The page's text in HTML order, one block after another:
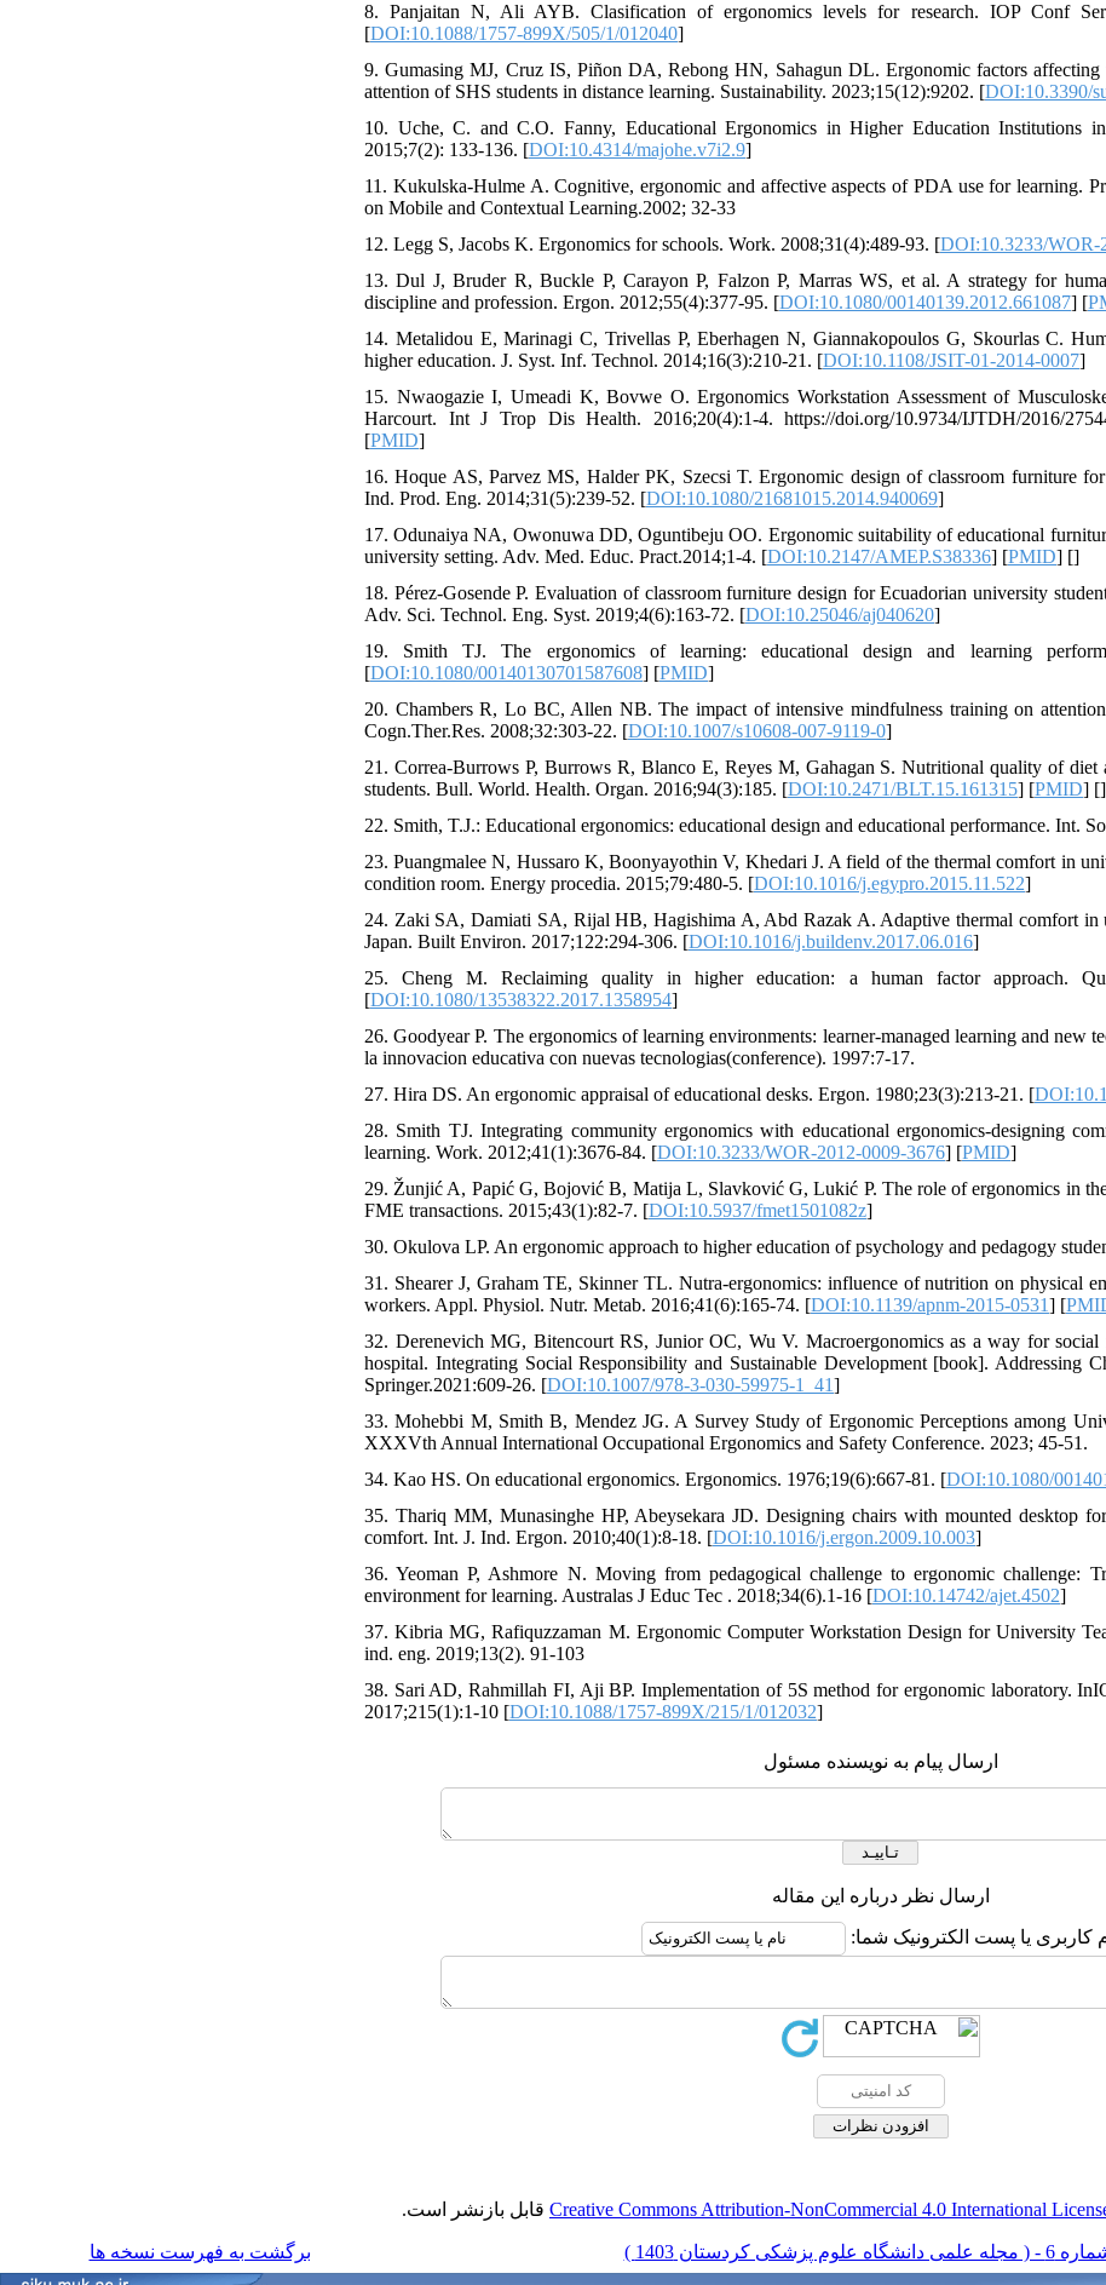
8. Panjaitan N, Ali AYB. Clasification of ergonomics levels for research. IOP Conf
[DOI:10.1088/1757-899X/505/1/012040]
9. Gumasing MJ, Cruz IS, Piñon DA, Rebong HN, Sahagun DL. Ergonomic factors affecting
attention of SHS students in distance learning. Sustainability. 2023;15(12):9202. [DOI:10.3390/
10. Uche, C. and C.O. Fanny, Educational Ergonomics in Higher Education Institutions
2015;7(2): 133-136. [DOI:10.4314/majohe.v7i2.9]
11. Kukulska-Hulme A. Cognitive, ergonomic and affective aspects of PDA use for learning.
on Mobile and Contextual Learning.2002; 32-33
12. Legg S, Jacobs K. Ergonomics for schools. Work. 2008;31(4):489-93. [DOI:10.3233/WOR-
13. Dul J, Bruder R, Buckle P, Carayon P, Falzon P, Marras WS, et al. A strategy for
discipline and profession. Ergon. 2012;55(4):377-95. [DOI:10.1080/00140139.2012.661087] [
14. Metalidou E, Marinagi C, Trivellas P, Eberhagen N, Giannakopoulos G, Skourlas C.
higher education. J. Syst. Inf. Technol. 2014;16(3):210-21. [DOI:10.1108/JSIT-01-2014-0007]
15. Nwaogazie I, Umeadi K, Bovwe O. Ergonomics Workstation Assessment of
Harcourt. Int J Trop Dis Health. 2016;20(4):1-4. https://doi.org/10.9734/IJTDH/2016/
[PMID]
16. Hoque AS, Parvez MS, Halder PK, Szecsi T. Ergonomic design of classroom furniture
Ind. Prod. Eng. 2014;31(5):239-52. [DOI:10.1080/21681015.2014.940069]
17. Odunaiya NA, Owonuwa DD, Oguntibeju OO. Ergonomic suitability of educational
university setting. Adv. Med. Educ. Pract.2014;1-4. [DOI:10.2147/AMEP.S38336] [PMID] []
18. Pérez-Gosende P. Evaluation of classroom furniture design for Ecuadorian university
Adv. Sci. Technol. Eng. Syst. 2019;4(6):163-72. [DOI:10.25046/aj040620]
19. Smith TJ. The ergonomics of learning: educational design and learning
[DOI:10.1080/00140130701587608] [PMID]
20. Chambers R, Lo BC, Allen NB. The impact of intensive mindfulness training on
Cogn.Ther.Res. 2008;32:303-22. [DOI:10.1007/s10608-007-9119-0]
21. Correa-Burrows P, Burrows R, Blanco E, Reyes M, Gahagan S. Nutritional quality of diet
students. Bull. World. Health. Organ. 2016;94(3):185. [DOI:10.2471/BLT.15.161315] [PMID] []
22. Smith, T.J.: Educational ergonomics: educational design and educational performance. Int.
23. Puangmalee N, Hussaro K, Boonyayothin V, Khedari J. A field of the thermal comfort in
condition room. Energy procedia. 2015;79:480-5. [DOI:10.1016/j.egypro.2015.11.522]
24. Zaki SA, Damiati SA, Rijal HB, Hagishima A, Abd Razak A. Adaptive thermal comfort in
Japan. Built Environ. 2017;122:294-306. [DOI:10.1016/j.buildenv.2017.06.016]
25. Cheng M. Reclaiming quality in higher education: a human factor approach.
[DOI:10.1080/13538322.2017.1358954]
26. Goodyear P. The ergonomics of learning environments: learner-managed learning and new
la innovacion educativa con nuevas tecnologias(conference). 1997:7-17.
27. Hira DS. An ergonomic appraisal of educational desks. Ergon. 1980;23(3):213-21. [
28. Smith TJ. Integrating community ergonomics with educational ergonomics-designing
learning. Work. 2012;41(1):3676-84. [DOI:10.3233/WOR-2012-0009-3676] [PMID]
29. Žunjić A, Papić G, Bojović B, Matija L, Slavković G, Lukić P. The role of ergonomics in
FME transactions. 2015;43(1):82-7. [DOI:10.5937/fmet1501082z]
30. Okulova LP. An ergonomic approach to higher education of psychology and pedagogy
31. Shearer J, Graham TE, Skinner TL. Nutra-ergonomics: influence of nutrition on physical
workers. Appl. Physiol. Nutr. Metab. 2016;41(6):165-74. [DOI:10.1139/apnm-2015-0531] [
32. Derenevich MG, Bitencourt RS, Junior OC, Wu V. Macroergonomics as a way for
hospital. Integrating Social Responsibility and Sustainable Development [book]. Addressing
Springer.2021:609-26. [DOI:10.1007/978-3-030-59975-1_41]
33. Mohebbi M, Smith B, Mendez JG. A Survey Study of Ergonomic Perceptions among
XXXVth Annual International Occupational Ergonomics and Safety Conference. 2023; 45-51.
34. Kao HS. On educational ergonomics. Ergonomics. 1976;19(6):667-81. [DOI:10.1080/
35. Thariq MM, Munasinghe HP, Abeysekara JD. Designing chairs with mounted desktop
comfort. Int. J. Ind. Ergon. 2010;40(1):8-18. [DOI:10.1016/j.ergon.2009.10.003]
36. Yeoman P, Ashmore N. Moving from pedagogical challenge to ergonomic challenge:
environment for learning. Australas J Educ Tec . 2018;34(6).1-16 [DOI:10.14742/ajet.4502]
37. Kibria MG, Rafiquzzaman M. Ergonomic Computer Workstation Design for University
ind. eng. 2019;13(2). 91-103
38. Sari AD, Rahmillah FI, Aji BP. Implementation of 5S method for ergonomic laboratory.
2017;215(1):1-10 [DOI:10.1088/1757-899X/215/1/012032]
ارسال پیام به نویسنده مسئول
ارسال نظر درباره این مقاله
کاربری یا پست الکترونیک شما:
Creative Commons Attribution-NonCommercial 4.0 International قابل بازنشر است.
برگشت به فهرست نسخه ها